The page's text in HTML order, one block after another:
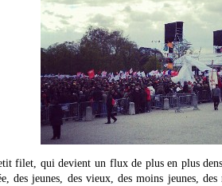
filet, qui devient un flux de plus en plus
des jeunes, des vieux, des moins jeunes,